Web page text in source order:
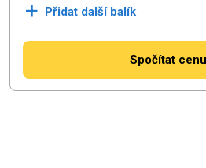
+ Přidat další balík
Spočítat cenu